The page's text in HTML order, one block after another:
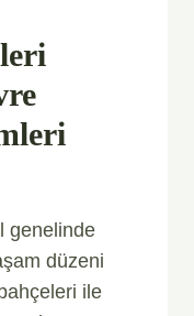
genelinde
düzeni
ile